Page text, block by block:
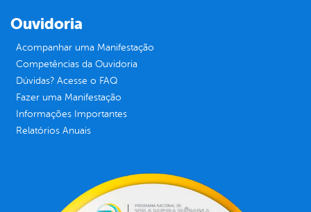
Ouvidoria
Acompanhar uma Manifestação
Competências da Ouvidoria
Dúvidas? Acesse o FAQ
Fazer uma Manifestação
Informações Importantes
Relatórios Anuais